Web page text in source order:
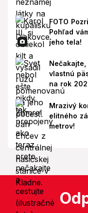
FOTO
Pohľad
jeho tela!
vlastnú
na rok
Mrazivý
elitného
metrov!